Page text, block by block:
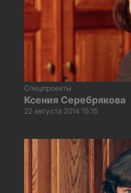
Спецпроекты
Ксения Серебрякова
22 августа 2014 15:15